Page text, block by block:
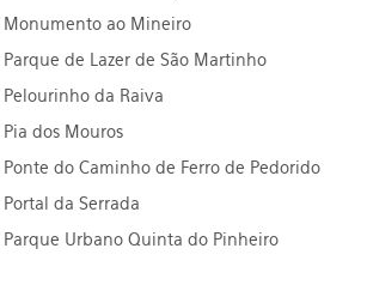
Monumento ao Mineiro
Parque de Lazer de São Martinho
Pelourinho da Raiva
Pia dos Mouros
Ponte do Caminho de Ferro de Pedorido
Portal da Serrada
Parque Urbano Quinta do Pinheiro